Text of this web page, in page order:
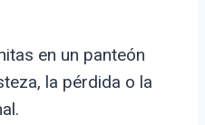
en un panteón
la pérdida o la